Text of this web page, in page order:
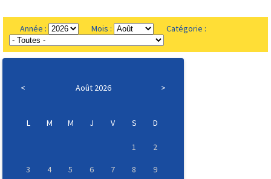
Année : Mois : Catégorie :
< Août 2026 >
L M M J V S D
1 2
3 4 5 6 7 8 9